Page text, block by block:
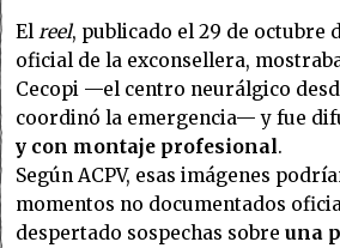
El reel, publicado el 29 de octubre
oficial de la exconsellera,
Cecopi —el centro neurálgico
coordinó la emergencia— y fue
y con montaje profesional.
Según ACPV, esas imágenes
momentos no documentados
despertado sospechas sobreuna